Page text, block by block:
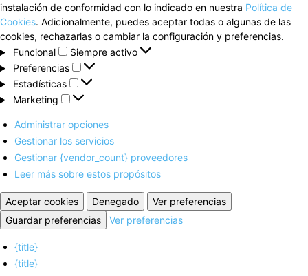
instalación de conformidad con lo indicado en nuestra Política de
Cookies. Adicionalmente, puedes aceptar todas o algunas de las
cookies, rechazarlas o cambiar la configuración y preferencias.
Funcional
Funcional
Siempre activo
Preferencias
Preferencias
Estadísticas
Estadísticas
Marketing
Marketing
Administrar opciones
Gestionar los servicios
Gestionar {vendor_count} proveedores
Leer más sobre estos propósitos
Aceptar cookies Denegado
Ver preferencias
Guardar preferencias
Ver preferencias
{title}
{title}